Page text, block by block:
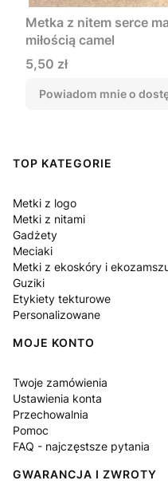
Metka z nitem serce
miłością camel
Cena
5,50 zł
Powiadom mnie o
Linki w stopce
TOP KATEGORIE
Metki z logo
Metki z nitami
Gadżety
Meciaki
Metki z ekoskóry i
Guziki
Etykiety tekturowe
Personalizowane
MOJE KONTO
Twoje zamówienia
Ustawienia konta
Przechowalnia
Pomoc
FAQ - najczęstsze pytania
GWARANCJA I ZWROTY